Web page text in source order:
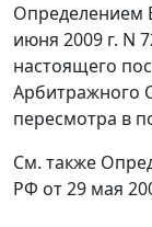
Определением
июня 2009 г. N
настоящего
Арбитражного
пересмотра в
См. также
РФ от 29 мая